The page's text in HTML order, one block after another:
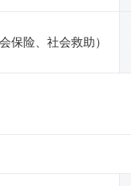
保险、社会救助）